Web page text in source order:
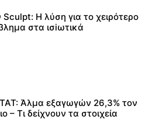
Sculpt: Η λύση για το χειρότερο
στα ισiωτικά
Άλμα εξαγωγών 26,3% τον
– Τι δείχνουν τα στοιχεία